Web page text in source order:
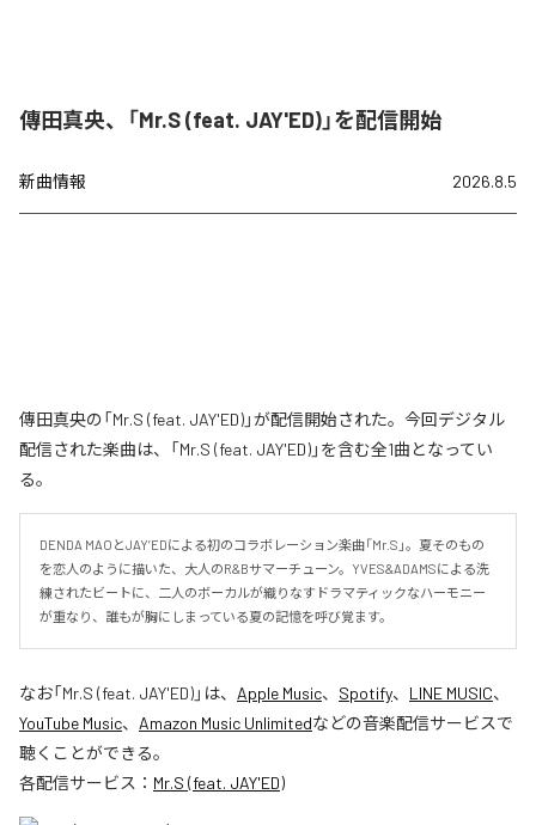
傳田真央、「Mr.S (feat. JAY'ED)」を配信開始
新曲情報 2026.8.5
傳田真央の「Mr.S (feat. JAY'ED)」が配信開始された。今回デジタル
配信された楽曲は、「Mr.S (feat. JAY'ED)」を含む全1曲となってい
る。
DENDA MAOとJAY’EDによる初のコラボレーション楽曲「Mr.S」。夏そのもの
を恋人のように描いた、大人のR&Bサマーチューン。YVES&ADAMSによる洗
練されたビートに、二人のボーカルが織りなすドラマティックなハーモニー
が重なり、誰もが胸にしまっている夏の記憶を呼び覚ます。
なお「Mr.S (feat. JAY'ED)」は、 Apple Music、 Spotify、 LINE MUSIC、
YouTube Music、 Amazon Music Unlimitedなどの音楽配信サービスで
聴くことができる。
各配信サービス： Mr.S (feat. JAY'ED)